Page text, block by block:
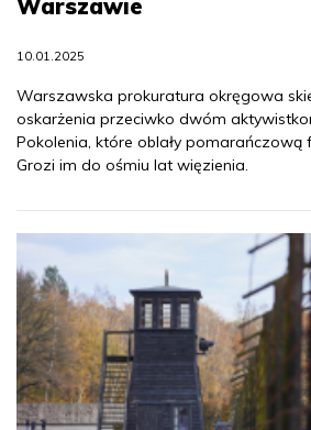
Warszawie
10.01.2025
Warszawska prokuratura okręgowa
oskarżenia przeciwko dwóm
Pokolenia, które oblały pomarańczową
Grozi im do ośmiu lat więzienia.